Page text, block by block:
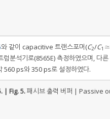
와 같이 capacitive 트랜스포머(C2/C1
분석기로(8565E) 측정하였으며, 다
560 ps와 350 ps로 설정하였다.
| Fig. 5.패시브 출력 버퍼 | Passive